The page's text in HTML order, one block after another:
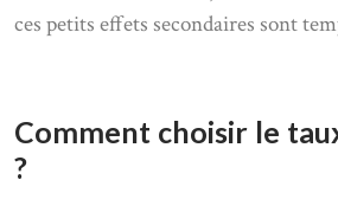
ces petits effets secondaires sont
Comment choisir le
?